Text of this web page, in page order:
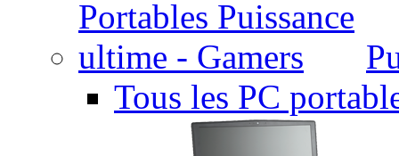
Tous les PC